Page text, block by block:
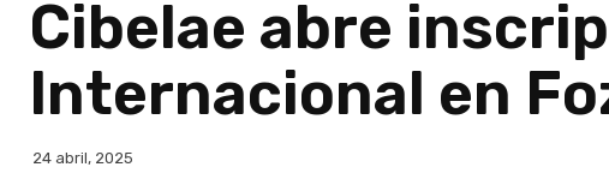
Cibelae abre
Internacional en
24 abril, 2025